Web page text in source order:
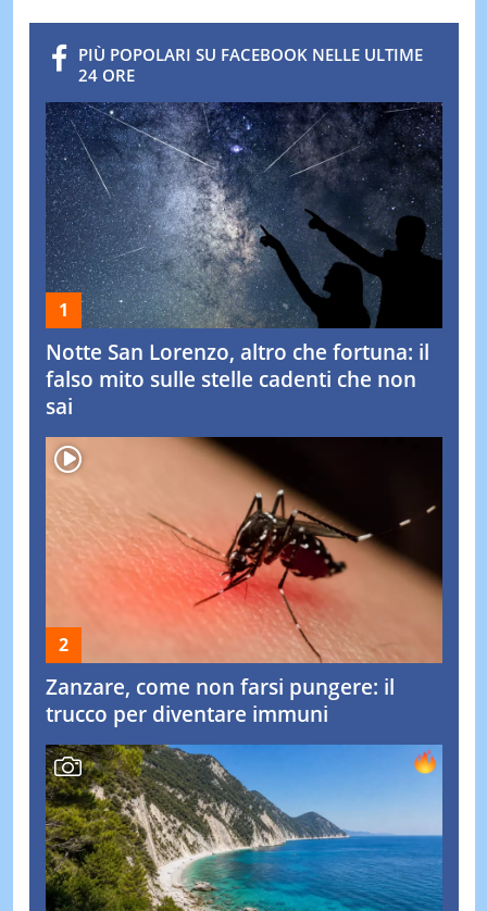
PIÙ POPOLARI SU FACEBOOK NELLE ULTIME
24 ORE
Notte San Lorenzo, altro che fortuna: il
falso mito sulle stelle cadenti che non
sai
Zanzare, come non farsi pungere: il
trucco per diventare immuni